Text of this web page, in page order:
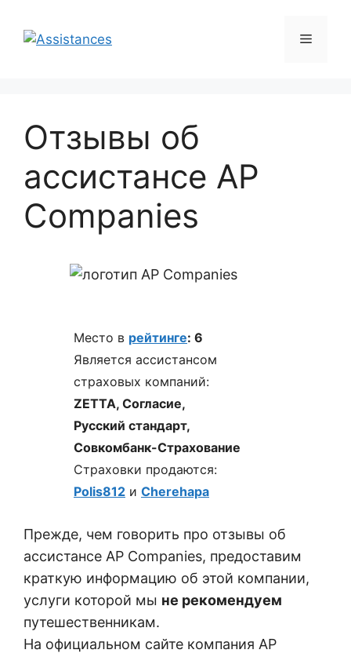
содержимому
Меню
Отзывы об
ассистансе AP
Companies
Место в рейтинге: 6
Является ассистансом
страховых компаний:
ZETTA, Согласие,
Русский стандарт,
Совкомбанк-Страхование
Страховки продаются:
Polis812 и Cherehapa
Прежде, чем говорить про отзывы об
ассистансе AP Companies, предоставим
краткую информацию об этой компании,
услуги которой мы не рекомендуем
путешественникам.
На официальном сайте компания AP